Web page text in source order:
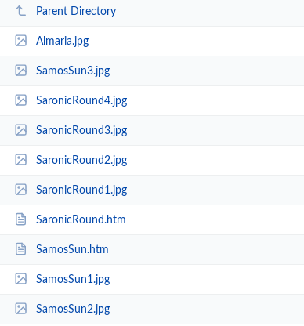
Parent Directory
Almaria.jpg
SamosSun3.jpg
SaronicRound4.jpg
SaronicRound3.jpg
SaronicRound2.jpg
SaronicRound1.jpg
SaronicRound.htm
SamosSun.htm
SamosSun1.jpg
SamosSun2.jpg